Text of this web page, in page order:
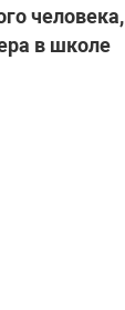
человека,
в школе